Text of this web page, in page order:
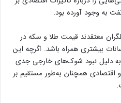
به وجود آورده بود.
معتقدند قیمت طلا و سکه در
بیشتری همراه باشد. اگرچه این
دلیل نبود شوک‌های خارجی جدی
اقتصادی همچنان به‌طور مستقیم بر